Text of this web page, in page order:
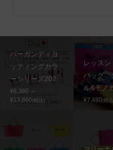
バーガンディヨ
ッティングカラ
ーシリーズ202...
¥8,360 ～
¥13,860(税込)
レッスン
バッグ
ル&モノ
¥7,480(税